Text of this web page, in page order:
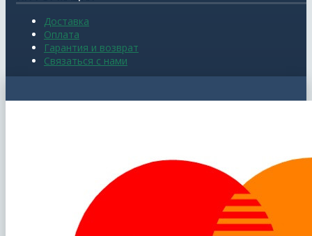
Доставка
Оплата
Гарантия и возврат
Связаться с нами